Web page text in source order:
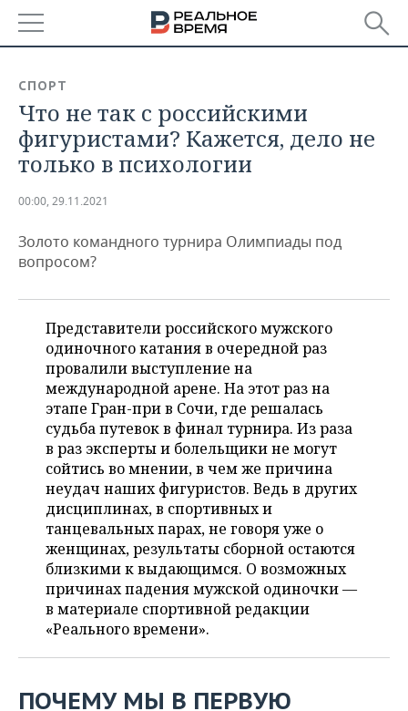
БАШКОРТОСТАН
ТАТАРСТАН
НОВОСТИ
АНАЛИТИКА
ДЕКЛАРАЦИИ О ДОХОДАХ
КОРОЛИ ГОСЗАКАЗА ПФО
КОМУ ПРИНАДЛЕЖАТ
ТОРГОВЫЕ ЦЕНТРЫ
ТАТАРСТАНА
НОВОСТИ ЭКОНОМИКИ
ФИНАНСЫ
БЮДЖЕТ
ИНВЕСТИЦИИ
ПРОМЫШЛЕННОСТЬ
НОВОСТИ
АГРОПРОМ
МАШИНОСТРОЕНИЕ
НЕФТЕХИМИЯ
НЕФТЬ
ОПК
ЭНЕРГЕТИКА
НЕДВИЖИМОСТЬ
НОВОСТИ АВТО
БИЗНЕС
НОВОСТИ БИЗНЕСА
РОЗНИЧНАЯ ТОРГОВЛЯ
ТРАНСПОРТ
УСЛУГИ
ТЕХНОЛОГИИ
НОВОСТИ ТЕХНОЛОГИЙ
МЕДИА
ТЕЛЕКОММУНИКАЦИИ
МЕРОПРИЯТИЯ
НОВОСТИ МЕРОПРИЯТИЙ
ВЫЕЗДНАЯ РЕДАКЦИЯ
БИЗНЕС-БРАНЧИ
ONLINE-КОНФЕРЕНЦИИ
СПОРТ
НОВОСТИ СПОРТА
ФУТБОЛ
ХОККЕЙ
ВОЛЕЙБОЛ
ОБЩЕСТВО
НОВОСТИ ОБЩЕСТВА
ВЛАСТЬ
ИСТОРИЯ
ФОТОГАЛЕРЕЯ
СЮЖЕТЫ
СПРАВОЧНИК
СПИСОК ПЕРСОН
ПОЛНАЯ ВЕРСИЯ
СПОРТ
Что не так с российскими
фигуристами? Кажется, дело не
только в психологии
00:00, 29.11.2021
Золото командного турнира Олимпиады под
вопросом?
Представители российского мужского
одиночного катания в очередной раз
провалили выступление на
международной арене. На этот раз на
этапе Гран-при в Сочи, где решалась
судьба путевок в финал турнира. Из раза
в раз эксперты и болельщики не могут
сойтись во мнении, в чем же причина
неудач наших фигуристов. Ведь в других
дисциплинах, в спортивных и
танцевальных парах, не говоря уже о
женщинах, результаты сборной остаются
близкими к выдающимся. О возможных
причинах падения мужской одиночки —
в материале спортивной редакции
«Реального времени».
ПОЧЕМУ МЫ В ПЕРВУЮ